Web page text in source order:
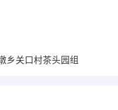
乡关口村茶头园组